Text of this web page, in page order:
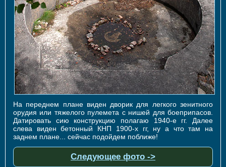
На переднем плане виден дворик для легкого зенитного
орудия или тяжелого пулемета с нишей для боеприпасов.
Датировать сию конструкцию полагаю 1940-е гг. Далее
слева виден бетонный КНП 1900-х гг, ну а что там на
заднем плане... сейчас подойдем поближе!
Следующее фото ->